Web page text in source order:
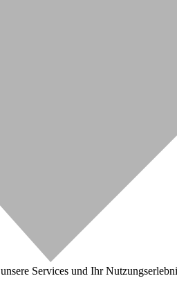
Services und Ihr